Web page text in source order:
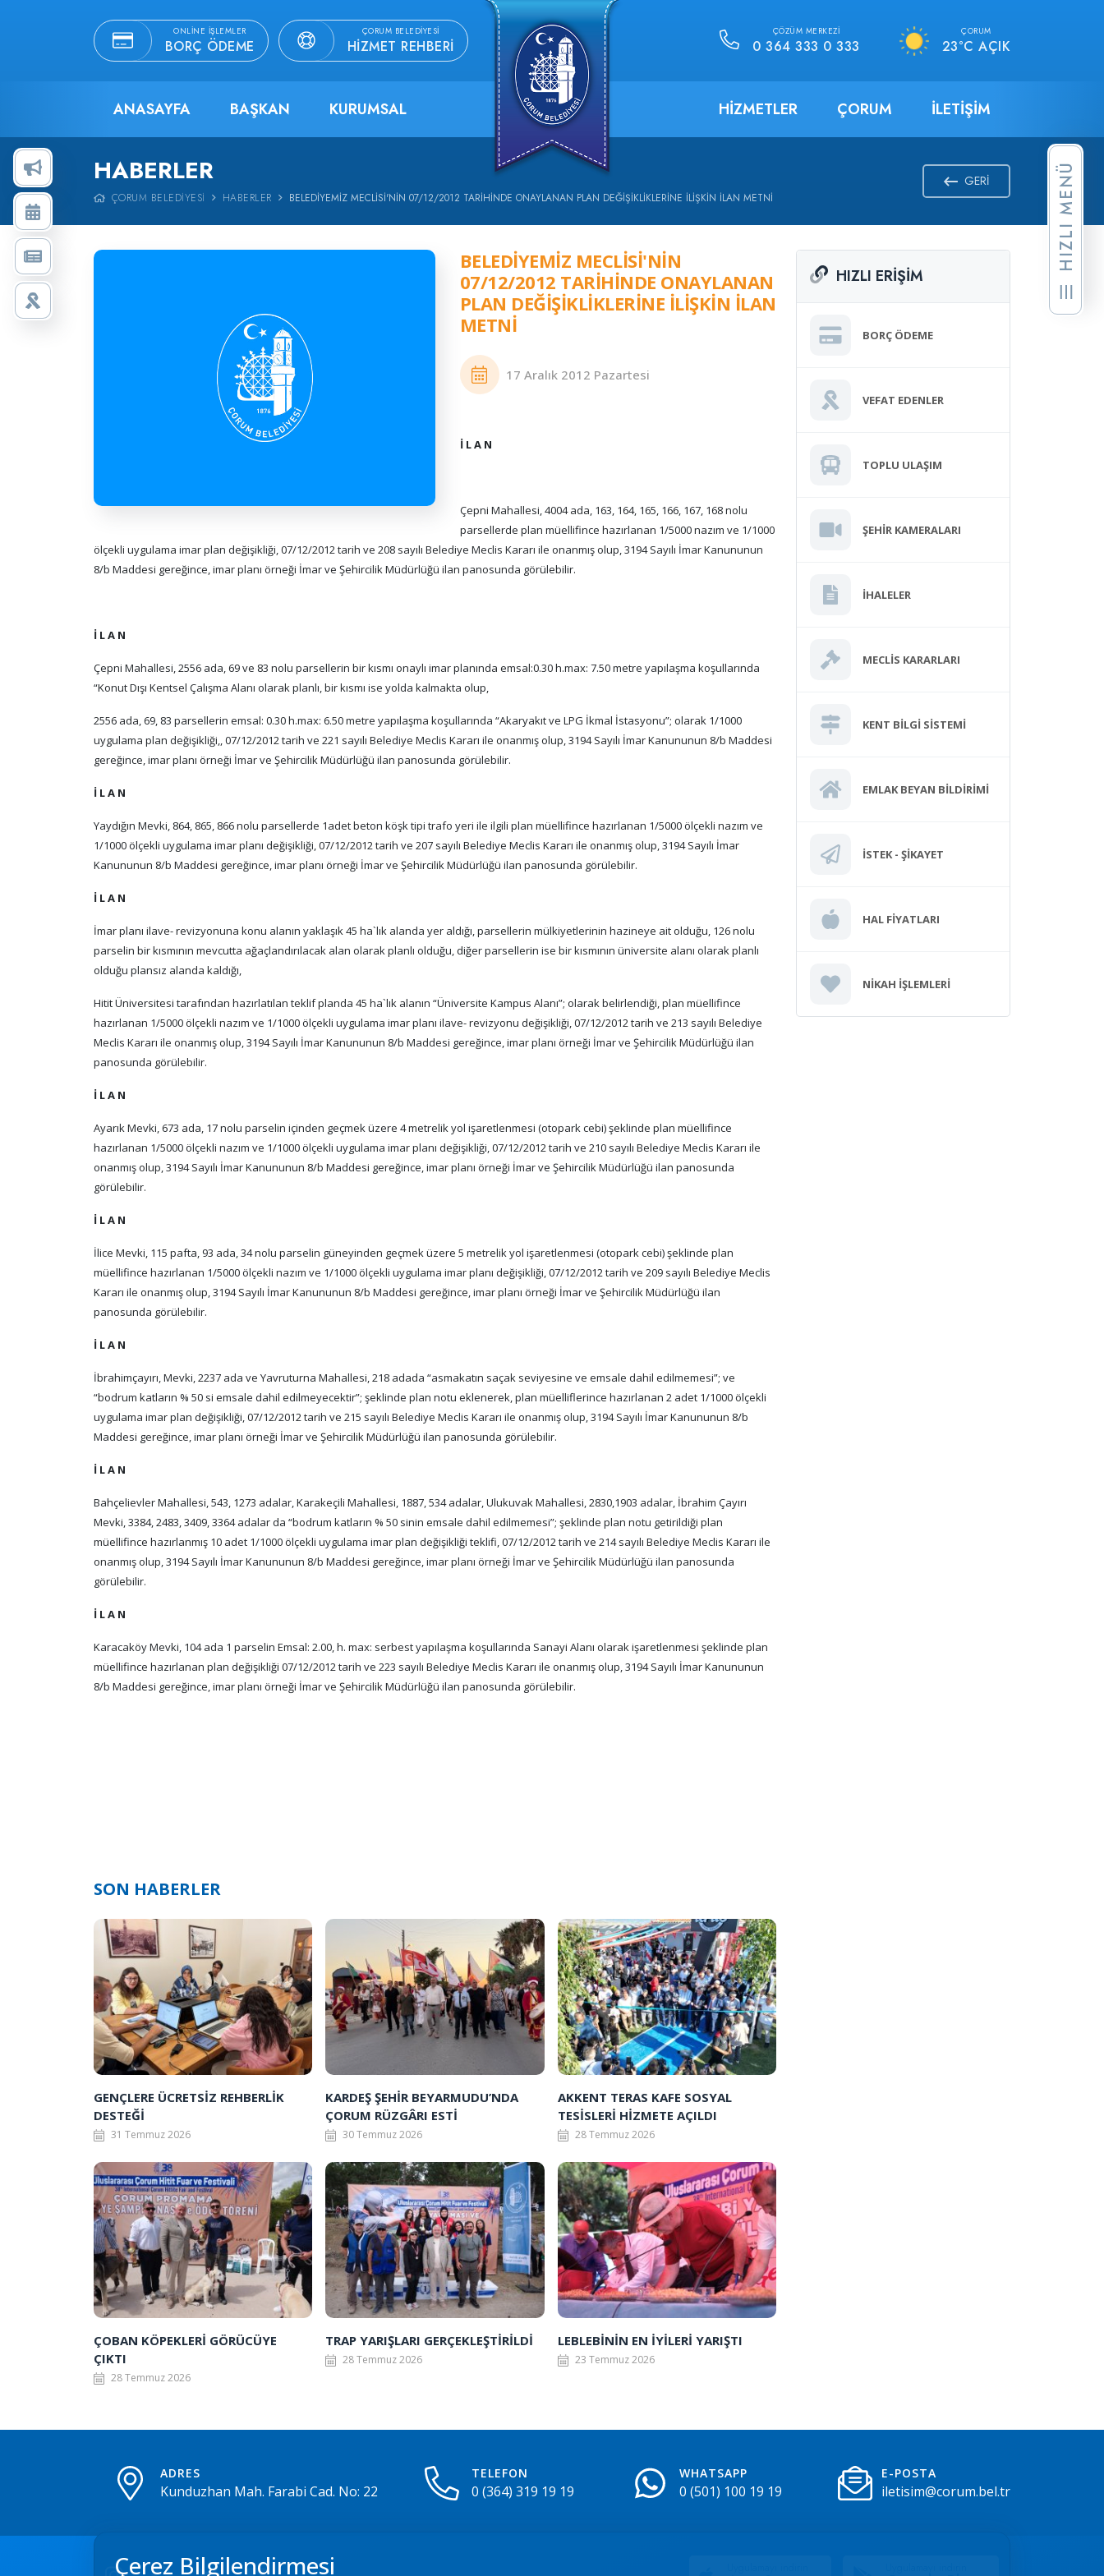
ONLINE İŞLEMLER
BORÇ ÖDEME
ÇORUM BELEDIYESI
HIZMET REHBERI
ÇÖZÜM MERKEZI
0 364 333 0 333
ÇORUM
23°C AÇIK
ANASAYFA BAŞKAN KURUMSAL HIZMETLER ÇORUM İLETIŞIM
HABERLER
ÇORUM BELEDIYESI HABERLER BELEDİYEMİZ MECLİSİ'NİN 07/12/2012 TARİHİNDE ONAYLANAN PLAN DEĞİŞİKLİKLERİNE İLİŞKİN İLAN METNİ
GERI
BELEDİYEMİZ MECLİSİ'NİN
07/12/2012 TARİHİNDE ONAYLANAN
PLAN DEĞİŞİKLİKLERİNE İLİŞKİN İLAN
METNİ
17 Aralık 2012 Pazartesi
İ L A N
Çepni Mahallesi, 4004 ada, 163, 164, 165, 166, 167, 168 nolu
parsellerde plan müellifince hazırlanan 1/5000 nazım ve 1/1000
ölçekli uygulama imar plan değişikliği, 07/12/2012 tarih ve 208 sayılı Belediye Meclis Kararı ile onanmış olup, 3194 Sayılı İmar Kanununun
8/b Maddesi gereğince, imar planı örneği İmar ve Şehircilik Müdürlüğü ilan panosunda görülebilir.
İ L A N
Çepni Mahallesi, 2556 ada, 69 ve 83 nolu parsellerin bir kısmı onaylı imar planında emsal:0.30 h.max: 7.50 metre yapılaşma koşullarında
“Konut Dışı Kentsel Çalışma Alanı olarak planlı, bir kısmı ise yolda kalmakta olup,
2556 ada, 69, 83 parsellerin emsal: 0.30 h.max: 6.50 metre yapılaşma koşullarında “Akaryakıt ve LPG İkmal İstasyonu”; olarak 1/1000
uygulama plan değişikliği,, 07/12/2012 tarih ve 221 sayılı Belediye Meclis Kararı ile onanmış olup, 3194 Sayılı İmar Kanununun 8/b Maddesi
gereğince, imar planı örneği İmar ve Şehircilik Müdürlüğü ilan panosunda görülebilir.
İ L A N
Yaydığın Mevki, 864, 865, 866 nolu parsellerde 1adet beton köşk tipi trafo yeri ile ilgili plan müellifince hazırlanan 1/5000 ölçekli nazım ve
1/1000 ölçekli uygulama imar planı değişikliği, 07/12/2012 tarih ve 207 sayılı Belediye Meclis Kararı ile onanmış olup, 3194 Sayılı İmar
Kanununun 8/b Maddesi gereğince, imar planı örneği İmar ve Şehircilik Müdürlüğü ilan panosunda görülebilir.
İ L A N
İmar planı ilave- revizyonuna konu alanın yaklaşık 45 ha`lık alanda yer aldığı, parsellerin mülkiyetlerinin hazineye ait olduğu, 126 nolu
parselin bir kısmının mevcutta ağaçlandırılacak alan olarak planlı olduğu, diğer parsellerin ise bir kısmının üniversite alanı olarak planlı
olduğu plansız alanda kaldığı,
Hitit Üniversitesi tarafından hazırlatılan teklif planda 45 ha`lık alanın “Üniversite Kampus Alanı”; olarak belirlendiği, plan müellifince
hazırlanan 1/5000 ölçekli nazım ve 1/1000 ölçekli uygulama imar planı ilave- revizyonu değişikliği, 07/12/2012 tarih ve 213 sayılı Belediye
Meclis Kararı ile onanmış olup, 3194 Sayılı İmar Kanununun 8/b Maddesi gereğince, imar planı örneği İmar ve Şehircilik Müdürlüğü ilan
panosunda görülebilir.
İ L A N
Ayarık Mevki, 673 ada, 17 nolu parselin içinden geçmek üzere 4 metrelik yol işaretlenmesi (otopark cebi) şeklinde plan müellifince
hazırlanan 1/5000 ölçekli nazım ve 1/1000 ölçekli uygulama imar planı değişikliği, 07/12/2012 tarih ve 210 sayılı Belediye Meclis Kararı ile
onanmış olup, 3194 Sayılı İmar Kanununun 8/b Maddesi gereğince, imar planı örneği İmar ve Şehircilik Müdürlüğü ilan panosunda
görülebilir.
İ L A N
İlice Mevki, 115 pafta, 93 ada, 34 nolu parselin güneyinden geçmek üzere 5 metrelik yol işaretlenmesi (otopark cebi) şeklinde plan
müellifince hazırlanan 1/5000 ölçekli nazım ve 1/1000 ölçekli uygulama imar planı değişikliği, 07/12/2012 tarih ve 209 sayılı Belediye Meclis
Kararı ile onanmış olup, 3194 Sayılı İmar Kanununun 8/b Maddesi gereğince, imar planı örneği İmar ve Şehircilik Müdürlüğü ilan
panosunda görülebilir.
İ L A N
İbrahimçayırı, Mevki, 2237 ada ve Yavruturna Mahallesi, 218 adada “asmakatın saçak seviyesine ve emsale dahil edilmemesi”; ve
“bodrum katların % 50 si emsale dahil edilmeyecektir”; şeklinde plan notu eklenerek, plan müelliflerince hazırlanan 2 adet 1/1000 ölçekli
uygulama imar plan değişikliği, 07/12/2012 tarih ve 215 sayılı Belediye Meclis Kararı ile onanmış olup, 3194 Sayılı İmar Kanununun 8/b
Maddesi gereğince, imar planı örneği İmar ve Şehircilik Müdürlüğü ilan panosunda görülebilir.
İ L A N
Bahçelievler Mahallesi, 543, 1273 adalar, Karakeçili Mahallesi, 1887, 534 adalar, Ulukuvak Mahallesi, 2830,1903 adalar, İbrahim Çayırı
Mevki, 3384, 2483, 3409, 3364 adalar da “bodrum katların % 50 sinin emsale dahil edilmemesi”; şeklinde plan notu getirildiği plan
müellifince hazırlanmış 10 adet 1/1000 ölçekli uygulama imar plan değişikliği teklifi, 07/12/2012 tarih ve 214 sayılı Belediye Meclis Kararı ile
onanmış olup, 3194 Sayılı İmar Kanununun 8/b Maddesi gereğince, imar planı örneği İmar ve Şehircilik Müdürlüğü ilan panosunda
görülebilir.
İ L A N
Karacaköy Mevki, 104 ada 1 parselin Emsal: 2.00, h. max: serbest yapılaşma koşullarında Sanayi Alanı olarak işaretlenmesi şeklinde plan
müellifince hazırlanan plan değişikliği 07/12/2012 tarih ve 223 sayılı Belediye Meclis Kararı ile onanmış olup, 3194 Sayılı İmar Kanununun
8/b Maddesi gereğince, imar planı örneği İmar ve Şehircilik Müdürlüğü ilan panosunda görülebilir.
SON HABERLER
GENÇLERE ÜCRETSİZ REHBERLİK
DESTEĞİ
31 Temmuz 2026
KARDEŞ ŞEHİR BEYARMUDU’NDA
ÇORUM RÜZGÂRI ESTİ
30 Temmuz 2026
AKKENT TERAS KAFE SOSYAL
TESİSLERİ HİZMETE AÇILDI
28 Temmuz 2026
ÇOBAN KÖPEKLERİ GÖRÜCÜYE
ÇIKTI
28 Temmuz 2026
TRAP YARIŞLARI GERÇEKLEŞTİRİLDİ
28 Temmuz 2026
LEBLEBİNİN EN İYİLERİ YARIŞTI
23 Temmuz 2026
HIZLI ERIŞIM
BORÇ ÖDEME
VEFAT EDENLER
TOPLU ULAŞIM
ŞEHIR KAMERALARI
İHALELER
MECLIS KARARLARI
KENT BILGI SISTEMI
EMLAK BEYAN BILDIRIMI
İSTEK - ŞIKAYET
HAL FIYATLARI
NIKAH İŞLEMLERI
ADRES
Kunduzhan Mah. Farabi Cad. No: 22
TELEFON
0 (364) 319 19 19
WHATSAPP
0 (501) 100 19 19
E-POSTA
iletisim@corum.bel.tr
HIZLI MENÜ
Çerez Bilgilendirmesi